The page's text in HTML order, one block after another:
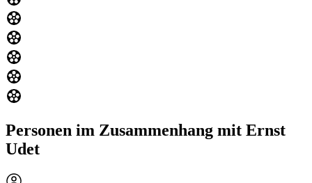
Personen im Zusammenhang mit Ernst
Udet